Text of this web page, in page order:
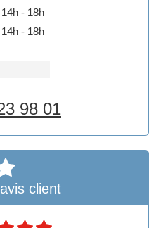
14h - 18h
14h - 18h
98 01
client